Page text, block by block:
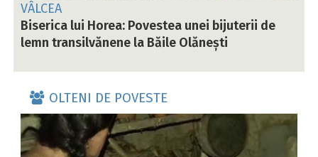
VÂLCEA
Biserica lui Horea: Povestea unei bijuterii de
lemn transilvănene la Băile Olănești
OLTENI DE POVESTE